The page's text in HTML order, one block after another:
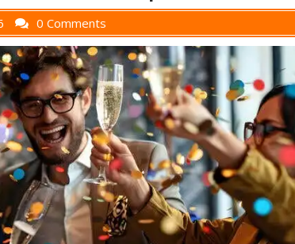
0 Comments